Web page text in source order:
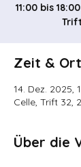
11:00 bis
Zeit & Ort
14. Dez. 2025,
Celle, Trift 32,
Über die